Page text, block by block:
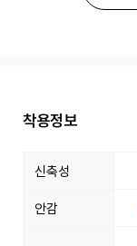
착용정보
신축성
안감